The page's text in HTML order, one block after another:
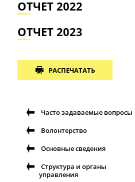
ОТЧЕТ 2022
ОТЧЕТ 2023
РАСПЕЧАТАТЬ
Часто задаваемые вопросы
Волонтерство
Основные сведения
Структура и органы
управления